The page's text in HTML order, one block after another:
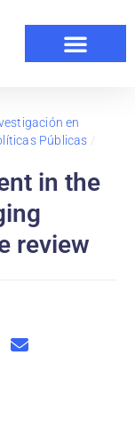
en
Públicas /
in the
review